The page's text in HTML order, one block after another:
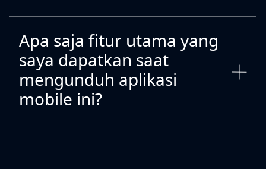
Apa saja fitur utama yang
saya dapatkan saat
mengunduh aplikasi
mobile ini?